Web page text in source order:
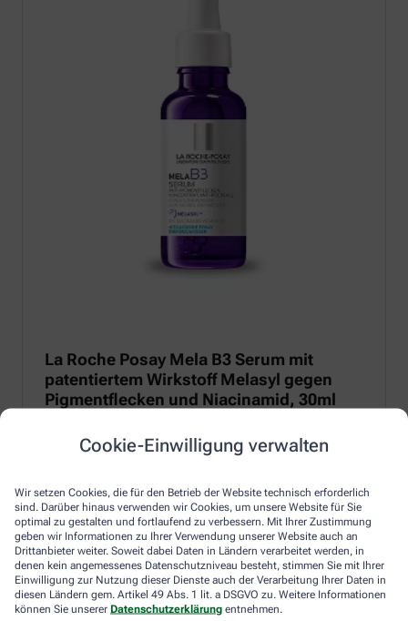
Cookie-Einwilligung verwalten
Wir setzen Cookies, die für den Betrieb der Website technisch erforderlich
sind. Darüber hinaus verwenden wir Cookies, um unsere Website für Sie
optimal zu gestalten und fortlaufend zu verbessern. Mit Ihrer Zustimmung
geben wir Informationen zu Ihrer Verwendung unserer Website auch an
Drittanbieter weiter. Soweit dabei Daten in Ländern verarbeitet werden, in
denen kein angemessenes Datenschutzniveau besteht, stimmen Sie mit Ihrer
Einwilligung zur Nutzung dieser Dienste auch der Verarbeitung Ihrer Daten in
diesen Ländern gem. Artikel 49 Abs. 1 lit. a DSGVO zu. Weitere Informationen
können Sie unserer Datenschutzerklärung entnehmen.
La Roche Posay Mela B3 Serum mit
patentiertem Wirkstoff Melasyl gegen
Pigmentflecken und Niacinamid, 30ml
Regulierung von Melanin und 10 % Niacinamid für eine
Zum Produkt